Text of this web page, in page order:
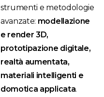
strumenti e metodologie
avanzate: modellazione
e render 3D,
prototipazione digitale,
realtà aumentata,
materiali intelligenti e
domotica applicata.